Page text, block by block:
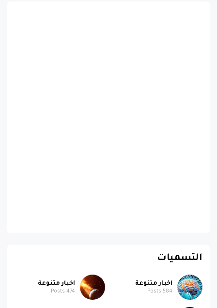
التسميات
اخبار متنوعة
584
اخبار متنوعة
474